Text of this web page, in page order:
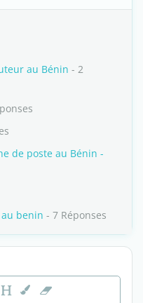
au Bénin - 2
de poste au Bénin -
benin - 7 Réponses